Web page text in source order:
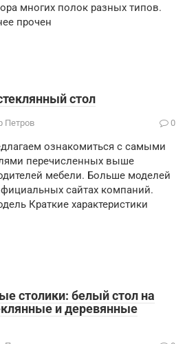
многих полок разных типов.
прочен
стол
Петров 0
ознакомиться с самыми
перечисленных выше
мебели. Больше моделей
сайтах компаний.
Краткие характеристики
столики: белый стол на
и деревянные